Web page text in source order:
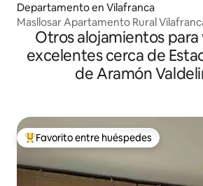
Departamento en Vilafranca
Masllosar Apartamento Rural
Otros alojamientos
excelentes cerca de
de Aramón
Favorito entre los huéspedes más
Favorito entre huéspedes